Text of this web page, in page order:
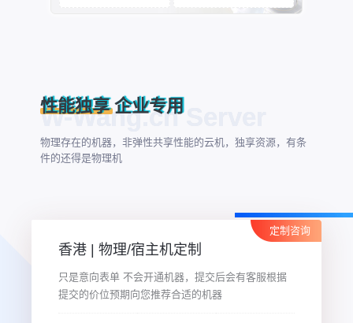
性能独享 企业专用
物理存在的机器，非弹性共享性能的云机，独享资源，有条
件的还得是物理机
香港 | 物理/宿主机定制
定制咨询
只是意向表单 不会开通机器，提交后会有客服根据
提交的价位预期向您推荐合适的机器